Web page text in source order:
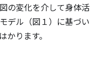
の変化を介して身体活
デル（図１）に基づい
ります。